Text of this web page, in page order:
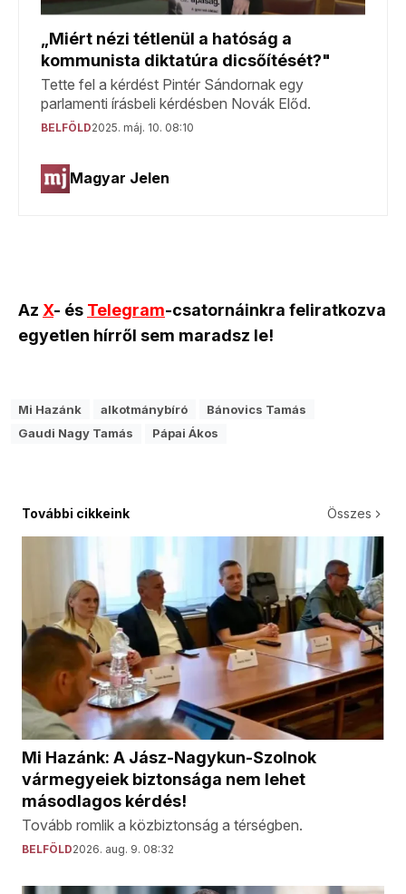
Az X- és Telegram-csatornáinkra feliratkozva
egyetlen hírről sem maradsz le!
Mi Hazánk alkotmánybíró
Bánovics Tamás
Gaudi Nagy Tamás
Pápai Ákos
További cikkeink Összes
Mi Hazánk: A Jász-Nagykun-Szolnok
vármegyeiek biztonsága nem lehet
másodlagos kérdés!
Tovább romlik a közbiztonság a térségben.
BELFÖLD2026. aug. 9. 08:32